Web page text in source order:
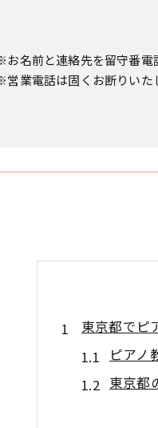
お名前と連絡先を留守番電
営業電話は固くお断りいた
東京都でピ
ピアノ
東京都
コン